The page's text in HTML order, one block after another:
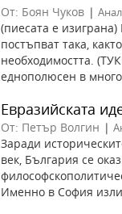
От: Боян Чуков |
(пиесата е
постъпват така,
необходимостта.
еднополюсен в
Евразийската
От: Петър Волгин |
Заради
век, България се
Именно в София